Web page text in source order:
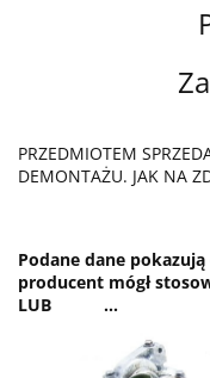
PRZEDMIOTEM
DEMONTAŻU. JAK NA
Podane dane
producent mógł
LUB ...